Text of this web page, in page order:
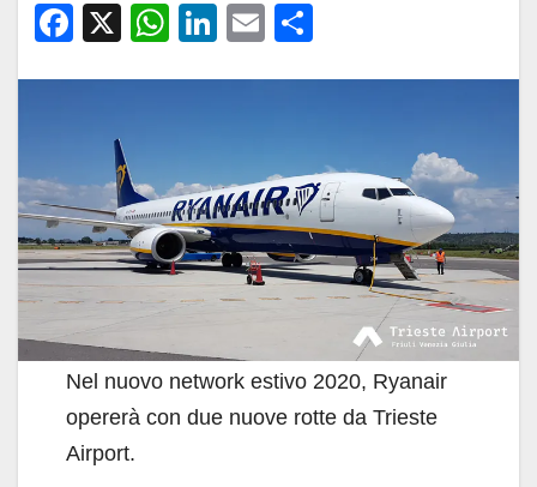
F
b
o
o
k
X
W
A
p
p
Li
dI
n
E
vi
di
Nel nuovo network estivo 2020, Ryanair
opererà con due nuove rotte da Trieste
Airport.